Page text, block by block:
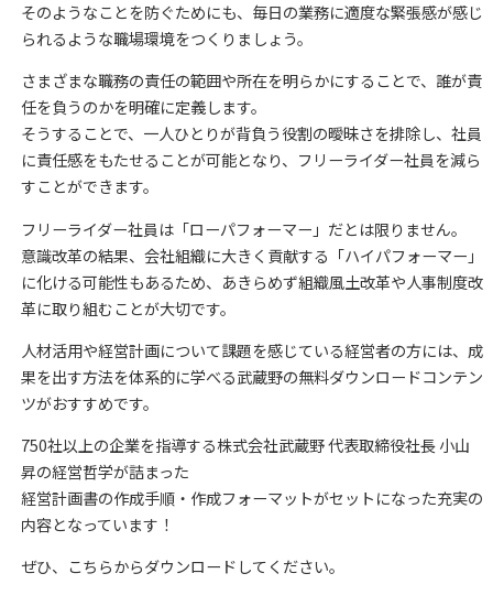
そのようなことを防ぐためにも、毎日の業務に適度な緊張感が感じ
られるような職場環境をつくりましょう。
さまざまな職務の責任の範囲や所在を明らかにすることで、誰が責
任を負うのかを明確に定義します。
そうすることで、一人ひとりが背負う役割の曖昧さを排除し、社員
に責任感をもたせることが可能となり、フリーライダー社員を減ら
すことができます。
フリーライダー社員は「ローパフォーマー」だとは限りません。
意識改革の結果、会社組織に大きく貢献する「ハイパフォーマー」
に化ける可能性もあるため、あきらめず組織風土改革や人事制度改
革に取り組むことが大切です。
人材活用や経営計画について課題を感じている経営者の方には、成
果を出す方法を体系的に学べる武蔵野の無料ダウンロードコンテン
ツがおすすめです。
750社以上の企業を指導する株式会社武蔵野 代表取締役社長 小山
昇の経営哲学が詰まった
経営計画書の作成手順・作成フォーマットがセットになった充実の
内容となっています！
ぜひ、こちらからダウンロードしてください。